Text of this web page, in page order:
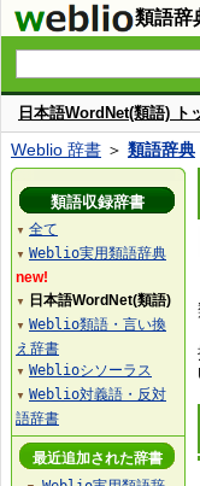
類語辞
日本語WordNet(類語) ト
Weblio 辞書 ＞ 類語辞典
類語収録辞書
▼ 全て
▼ Weblio実用類語辞典
new!
▼ 日本語WordNet(類語)
▼ Weblio類語・言い換
え辞書
▼ Weblioシソーラス
▼ Weblio対義語・反対
語辞書
最近追加された辞書